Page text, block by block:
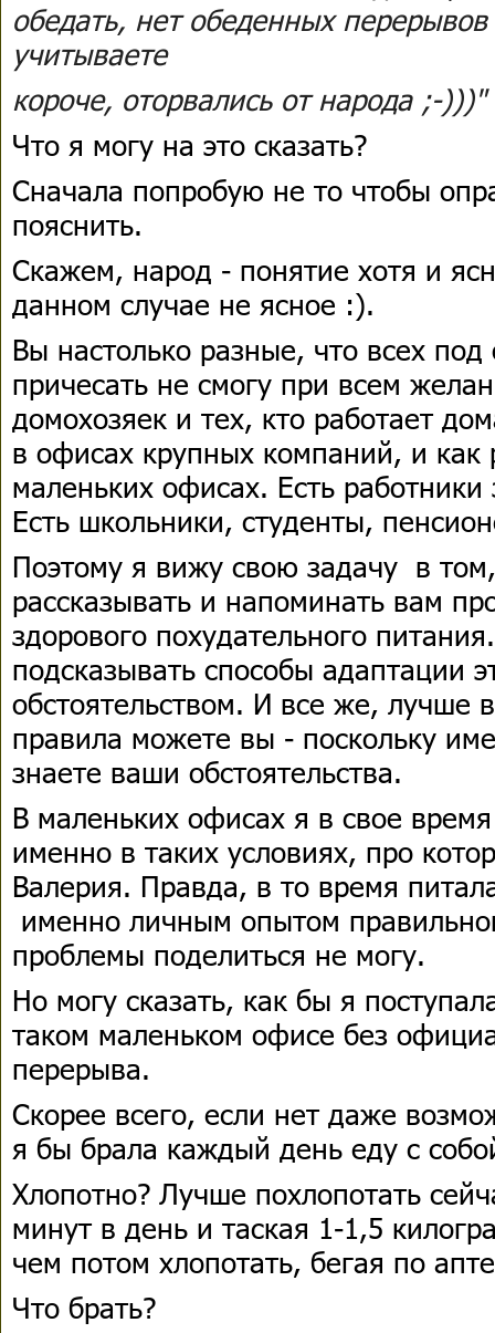
обедать, нет обеденных
учитываете
короче, оторвались от народа ;-)))"
Что я могу на это сказать?
Сначала попробую не то чтобы
пояснить.
Скажем, народ - понятие хотя и
данном случае не ясное :).
Вы настолько разные, что всех
причесать не смогу при всем
домохозяек и тех, кто работает
в офисах крупных компаний, и как
маленьких офисах. Есть
Есть школьники, студенты,
Поэтому я вижу свою задачу в
рассказывать и напоминать вам
здорового похудательного
подсказывать способы адаптации
обстоятельством. И все же, лучше
правила можете вы - поскольку
знаете ваши обстоятельства.
В маленьких офисах я в свое
именно в таких условиях, про
Валерия. Правда, в то время
именно личным опытом
проблемы поделиться не могу.
Но могу сказать, как бы я
таком маленьком офисе без
перерыва.
Скорее всего, если нет даже
я бы брала каждый день еду с
Хлопотно? Лучше похлопотать
минут в день и таская 1-1,5
чем потом хлопотать, бегая по
Что брать?